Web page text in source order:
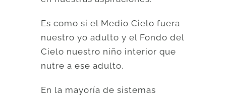
Es como si el Medio Cielo fuera
nuestro yo adulto y el Fondo del
Cielo nuestro niño interior que
nutre a ese adulto.
En la mayoría de sistemas